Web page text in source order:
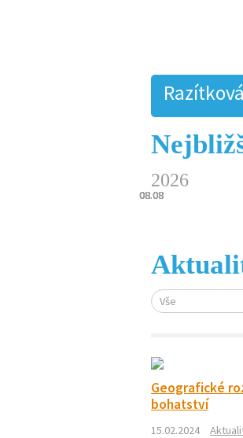
2026
08.08
08.08
08.08
08.08
08.08
Vše
Geografické
bohatství
15.02.2024